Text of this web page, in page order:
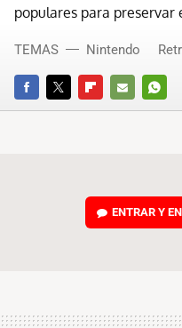
populares para preservar
FACEBOOKTWITTERFLIPBOARD
E-
TEMAS Nintendo
ENTRAR Y